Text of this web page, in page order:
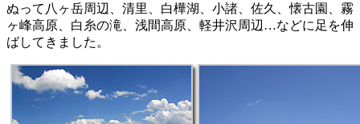
ぬって八ヶ岳周辺、清里、白樺湖、小諸、佐久、懐古園、霧
ヶ峰高原、白糸の滝、浅間高原、軽井沢周辺…などに足を伸
ばしてきました。